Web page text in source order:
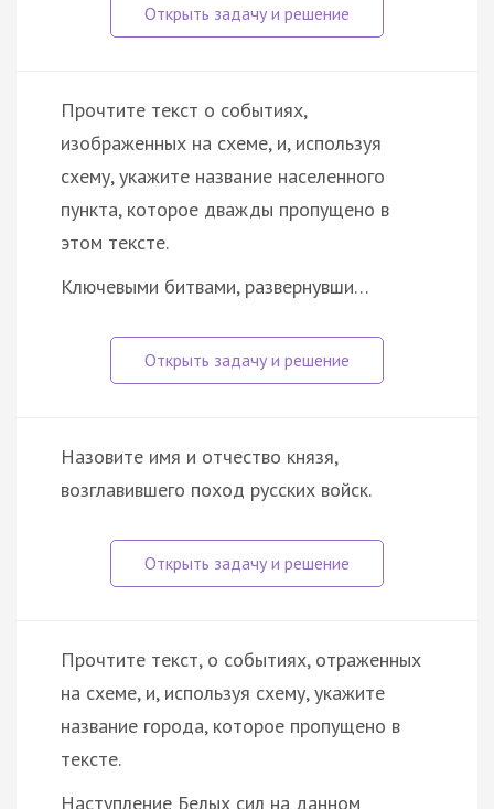
Прочтите текст о событиях,
изображенных на схеме, и, используя
схему, укажите название населенного
пункта, которое дважды пропущено в
этом тексте.
Ключевыми битвами, развернувши…
Назовите имя и отчество князя,
возглавившего поход русских войск.
Прочтите текст, о событиях, отраженных
на схеме, и, используя схему, укажите
название города, которое пропущено в
тексте.
Наступление Белых сил на данном